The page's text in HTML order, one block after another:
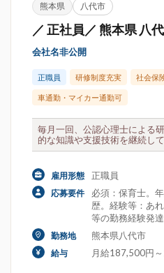
熊本県 八代市
／ 正社員／ 熊本県 八
会社名非公開
正職員 研修制度充実 社会保
車通勤・マイカー通勤可
毎月一回、公認心理士による
的な知識や支援技術を継続し
雇用形態 正職員
応募要件
必須：保育士。
歴。経験等：あ
等の勤務経験発
勤務地 熊本県八代市
給与 月給187,500円